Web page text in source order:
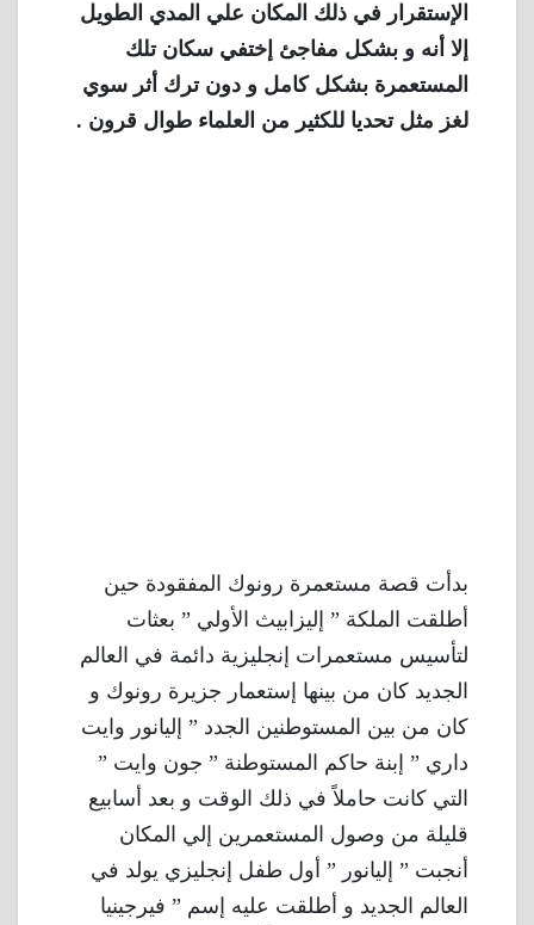
الإستقرار في ذلك المكان علي المدي الطويل
إلا أنه و بشكل مفاجئ إختفي سكان تلك
المستعمرة بشكل كامل و دون ترك أثر سوي
لغز مثل تحديا للكثير من العلماء طوال قرون .
بدأت قصة مستعمرة رونوك المفقودة حين
أطلقت الملكة ” إليزابيث الأولي ” بعثات
لتأسيس مستعمرات إنجليزية دائمة في العالم
الجديد كان من بينها إستعمار جزيرة رونوك و
كان من بين المستوطنين الجدد ” إليانور وايت
داري ” إبنة حاكم المستوطنة ” جون وايت ”
التي كانت حاملاً في ذلك الوقت و بعد أسابيع
قليلة من وصول المستعمرين إلي المكان
أنجبت ” إليانور ” أول طفل إنجليزي يولد في
العالم الجديد و أطلقت عليه إسم ” فيرجينيا